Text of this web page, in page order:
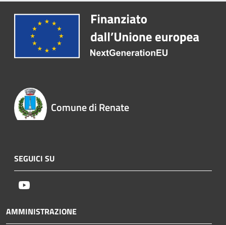
Comune di Renate
SEGUICI SU
AMMINISTRAZIONE